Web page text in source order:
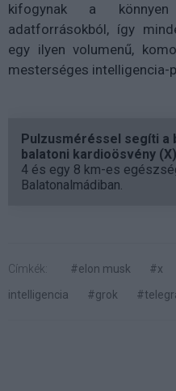
kifogynak a könnyen
adatforrásokból, így
egy ilyen volumenű,
mesterséges intelligencia-
Pulzusméréssel segíti a
balatoni kardioösvény (X)
4 és egy 8 km-es
Balatonalmádiban.
Címkék: #elon musk #x
intelligencia
#grok